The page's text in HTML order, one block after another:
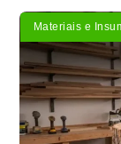
Materiais e